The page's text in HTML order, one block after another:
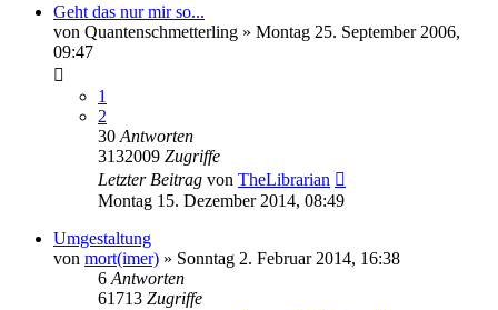
Geht das nur mir so...
von Quantenschmetterling » Montag 25. September 2006,
09:47
1
2
30 Antworten
3132009 Zugriffe
Letzter Beitrag von TheLibrarian
Montag 15. Dezember 2014, 08:49
Umgestaltung
von mort(imer) » Sonntag 2. Februar 2014, 16:38
6 Antworten
61713 Zugriffe